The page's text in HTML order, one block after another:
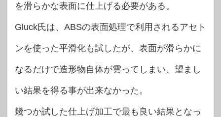
を滑らかな表面に仕上げる必要がある。
Gluck氏は、ABSの表面処理で利用されるアセト
ンを使った平滑化も試したが、表面が滑らかに
なるだけで造形物自体が雲ってしまい、望まし
い結果を得る事が出来なかった。
幾つか試した仕上げ加工で最も良い結果となっ